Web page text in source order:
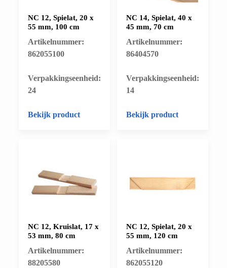
NC 12, Spielat, 20 x
55 mm, 100 cm
Artikelnummer:
862055100
​Verpakkingseenheid:
24
Bekijk product
NC 14, Spielat, 40 x
45 mm, 70 cm
Artikelnummer:
86404570
​Verpakkingseenheid:
14
Bekijk product
NC 12, Kruislat, 17 x
53 mm, 80 cm
Artikelnummer:
88205580
NC 12, Spielat, 20 x
55 mm, 120 cm
Artikelnummer:
862055120